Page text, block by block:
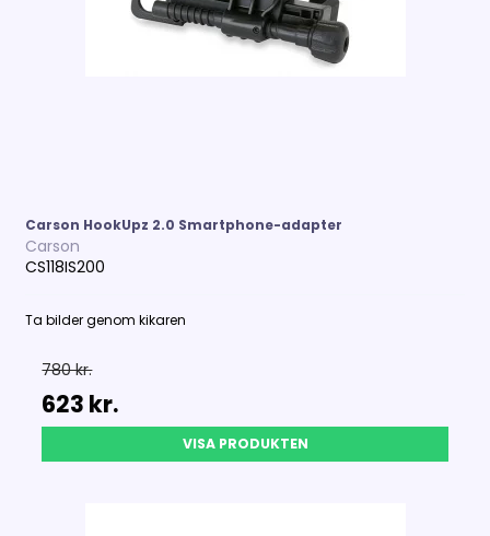
Carson HookUpz 2.0 Smartphone-adapter
Carson
CS118IS200
Ta bilder genom kikaren
780 kr.
623 kr.
VISA PRODUKTEN